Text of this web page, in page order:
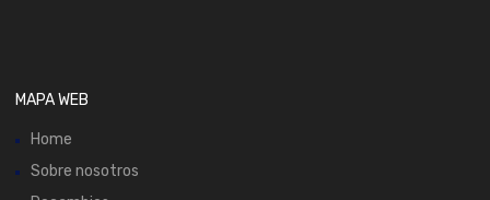
MAPA WEB
Home
Sobre nosotros